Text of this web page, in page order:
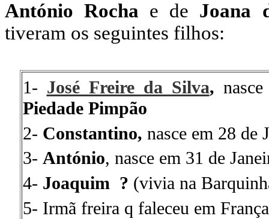
António Rocha e de Joana
tiveram os seguintes filhos:
1- José Freire da Silva,
Piedade Pimpão
2- Constantino, nasce em 28 de
3- António, nasce em 31 de
4- Joaquim ? (vivia na
5- Irmã freira q faleceu em